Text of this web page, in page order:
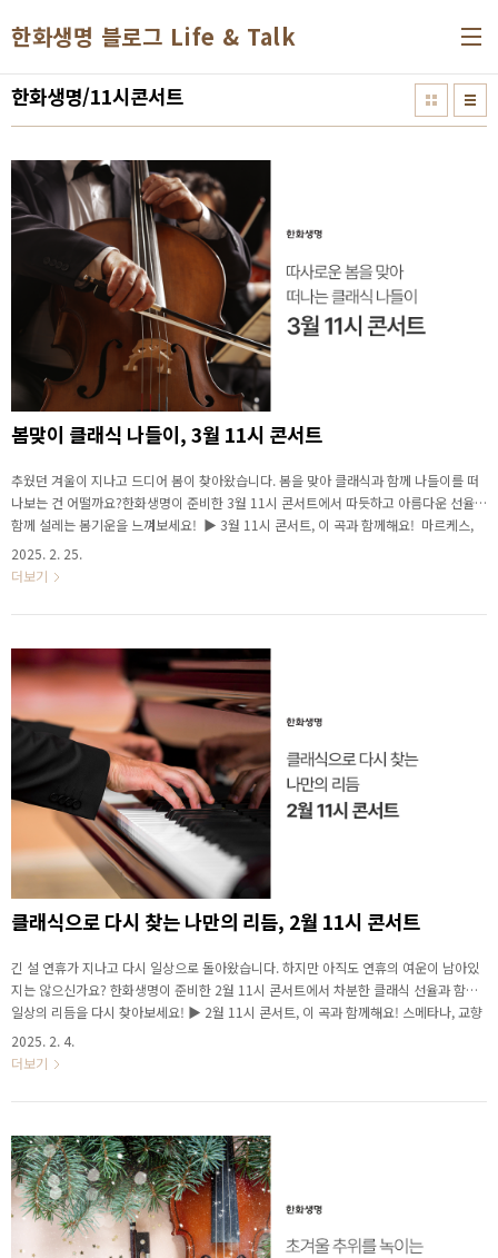
한화생명 블로그 Life & Talk
한화생명/11시콘서트
봄맞이 클래식 나들이, 3월 11시 콘서트
추웠던 겨울이 지나고 드디어 봄이 찾아왔습니다. 봄을 맞아 클래식과 함께 나들이를 떠
나보는 건 어떨까요?한화생명이 준비한 3월 11시 콘서트에서 따듯하고 아름다운 선율과
함께 설레는 봄기운을 느껴보세요! ▶ 3월 11시 콘서트, 이 곡과 함께해요! 마르케스,
단손 제 2번 마르케스 '단손 제 2번' 첫 곡은 멕시코 출신의 작곡가 아르투로 마르케스의
단손 제 2번입니다. 감미로운 클라리넷 선율, 화려한 트럼펫 연주, 라틴 춤곡 특유의 열정
데요. 단손(Danzón)은 쿠바에서 시작되어 멕시코와 푸에르토리코에서 인기를 끌고 있
2025. 2. 25.
더보기
클래식으로 다시 찾는 나만의 리듬, 2월 11시 콘서트
긴 설 연휴가 지나고 다시 일상으로 돌아왔습니다. 하지만 아직도 연휴의 여운이 남아있
지는 않으신가요? 한화생명이 준비한 2월 11시 콘서트에서 차분한 클래식 선율과 함께
일상의 리듬을 다시 찾아보세요! ▶ 2월 11시 콘서트, 이 곡과 함께해요! 스메타나, 교향
시 '나의 조국' 중 제 2곡 '블타바'베드르지흐 스메타나의 ‘나의 조국’ 중 제2곡 ‘블타바’첫
곡은 체코의 대표 작곡가 베드르지흐 스메타나의 ‘나의 조국’ 중 제2곡 ‘블타바’입니다.
는 음악적 풍경으로 이루어져 있습니다. 서정적인 현악기의 물결처럼 잔잔하게 시작하여
을 ..
2025. 2. 4.
더보기